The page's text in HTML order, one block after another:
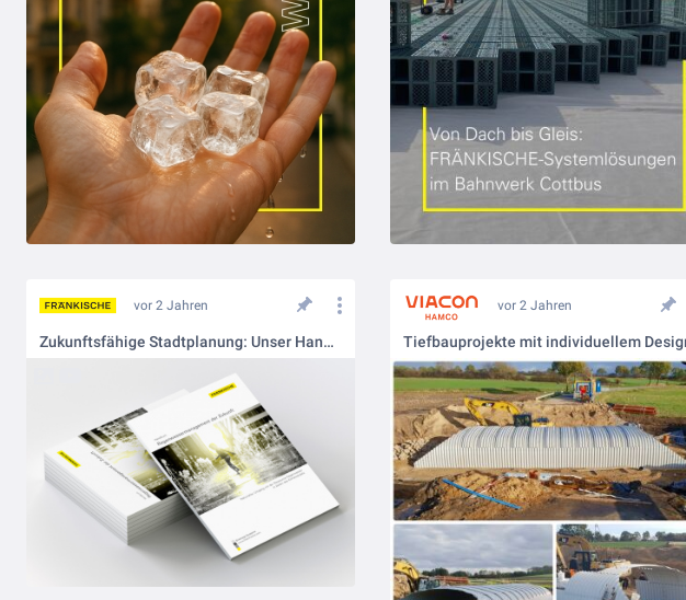
vor 2 Jahren
Zukunftsfähige Stadtplanung: Unser Handbuch für Sie
vor 2 Jahren
Tiefbauprojekte mit individuellem